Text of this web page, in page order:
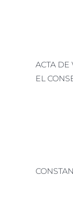
ACTA DE
EL